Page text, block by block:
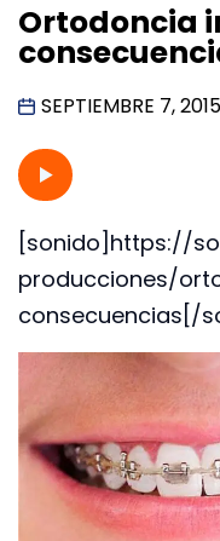
Ortodoncia
SEPTIEMBRE 7, 2015
[sonido]https://
producciones/
consecuencias[/